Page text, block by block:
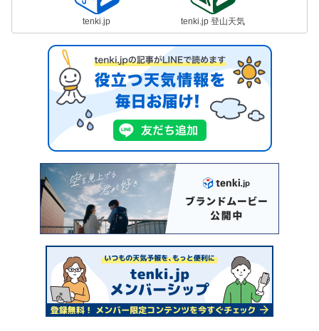
tenki.jp tenki.jp 登山天気